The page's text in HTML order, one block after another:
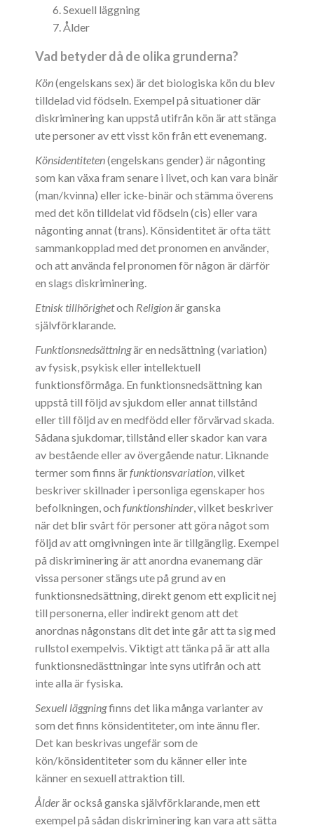
Sexuell läggning
Ålder
Vad betyder då de olika grunderna?
Kön(engelskans sex) är det biologiska kön du blev
tilldelad vid födseln. Exempel på situationer där
diskriminering kan uppstå utifrån kön är att stänga
ute personer av ett visst kön från ett evenemang.
Könsidentiteten(engelskans gender) är någonting
som kan växa fram senare i livet, och kan vara binär
(man/kvinna) eller icke-binär och stämma överens
med det kön tilldelat vid födseln (cis) eller vara
någonting annat (trans). Könsidentitet är ofta tätt
sammankopplad med det pronomen en använder,
och att använda fel pronomen för någon är därför
en slags diskriminering.
Etnisk tillhörighetoch Religionär ganska
självförklarande.
Funktionsnedsättningär en nedsättning (variation)
av fysisk, psykisk eller intellektuell
funktionsförmåga. En funktionsnedsättning kan
uppstå till följd av sjukdom eller annat tillstånd
eller till följd av en medfödd eller förvärvad skada.
Sådana sjukdomar, tillstånd eller skador kan vara
av bestående eller av övergående natur. Liknande
termer som finns ärfunktionsvariation, vilket
beskriver skillnader i personliga egenskaper hos
befolkningen, och funktionshinder, vilket beskriver
när det blir svårt för personer att göra något som
följd av att omgivningen inte är tillgänglig. Exempel
på diskriminering är att anordna evanemang där
vissa personer stängs ute på grund av en
funktionsnedsättning, direkt genom ett explicit nej
till personerna, eller indirekt genom att det
anordnas någonstans dit det inte går att ta sig med
rullstol exempelvis. Viktigt att tänka på är att alla
funktionsnedästtningar inte syns utifrån och att
inte alla är fysiska.
Sexuell läggningfinns det lika många varianter av
som det finns könsidentiteter, om inte ännu fler.
Det kan beskrivas ungefär som de
kön/könsidentiteter som du känner eller inte
känner en sexuell attraktion till.
Ålderär också ganska självförklarande, men ett
exempel på sådan diskriminering kan vara att sätta